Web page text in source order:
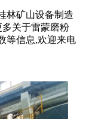
林矿山设备制造
关于雷蒙磨粉
等信息,欢迎来电